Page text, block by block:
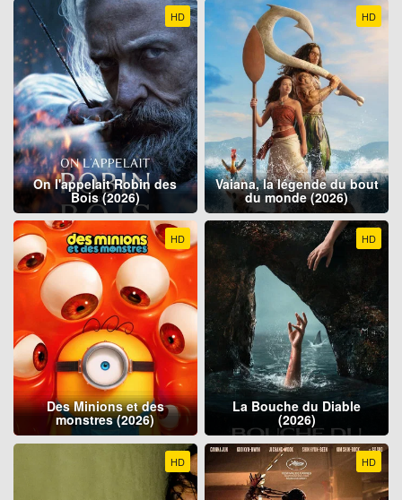
HD
On l'appelait Robin des
Bois (2026)
HD
Vaiana, la légende du bout
du monde (2026)
HD
Des Minions et des
monstres (2026)
HD
La Bouche du Diable
(2026)
HD HD